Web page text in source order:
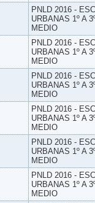
PNLD 2016 -
URBANAS 1º A
MEDIO
PNLD 2016 -
URBANAS 1º A
MEDIO
PNLD 2016 -
URBANAS 1º A
MEDIO
PNLD 2016 -
URBANAS 1º A
MEDIO
PNLD 2016 -
URBANAS 1º A
MEDIO
PNLD 2016 -
URBANAS 1º A
MEDIO